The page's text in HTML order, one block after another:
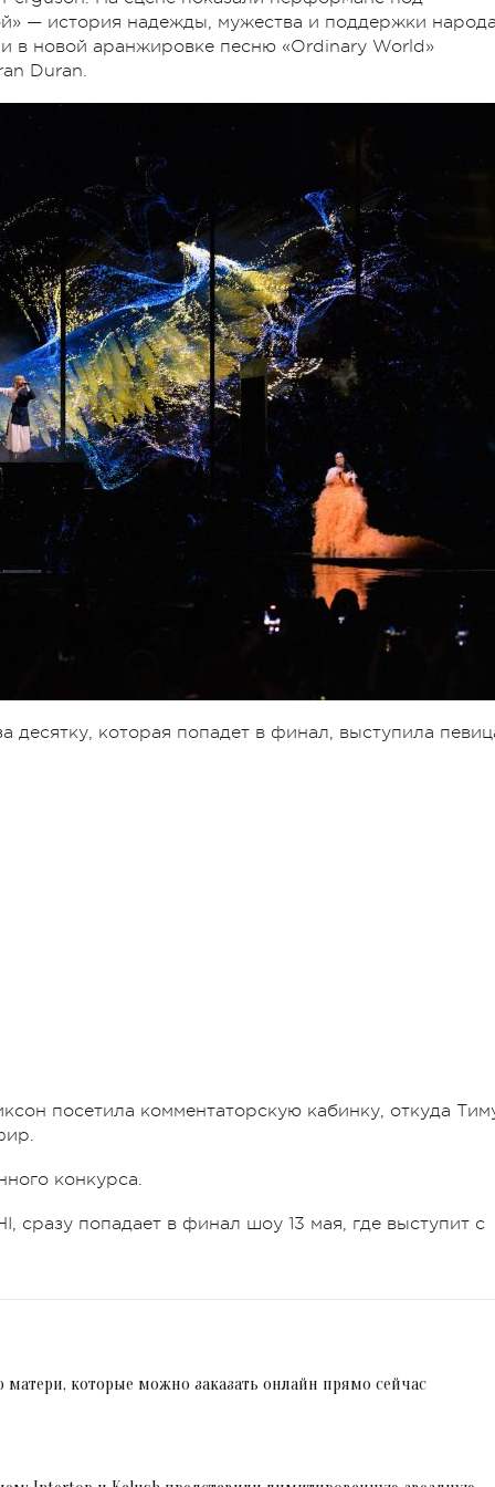
— история надежды, мужества и поддержки
в новой аранжировке песню «Ordinary World»
Duran.
десятку, которая попадет в финал, выступила
посетила комментаторскую кабинку, откуда
конкурса.
сразу попадает в финал шоу 13 мая, где выступит с
которые можно заказать онлайн прямо сейчас